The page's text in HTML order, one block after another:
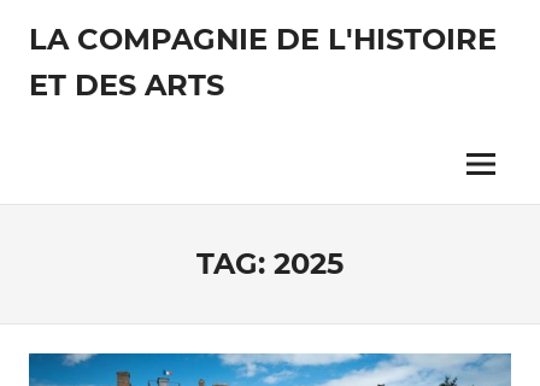
content
LA COMPAGNIE DE L'HISTOIRE
ET DES ARTS
vivre
Menu
TAG: 2025